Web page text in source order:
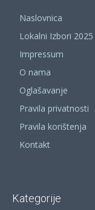
Naslovnica
Lokalni Izbori 2025
Impressum
O nama
Oglašavanje
Pravila privatnosti
Pravila korištenja
Kontakt
Kategorije